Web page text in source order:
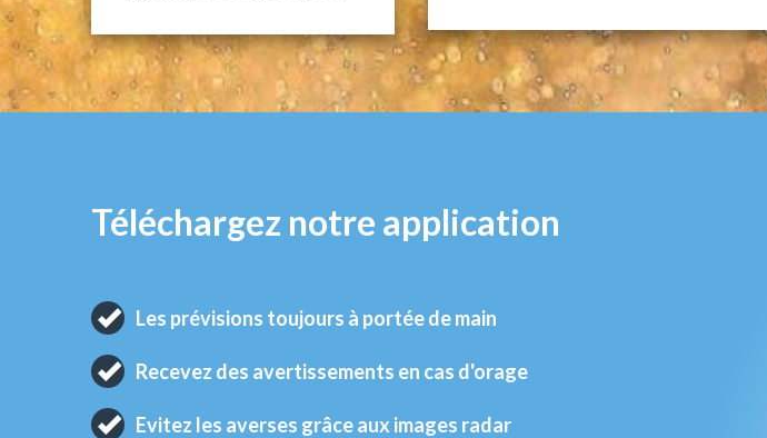
Téléchargez notre application
Les prévisions toujours à portée de main
Recevez des avertissements en cas d'orage
Evitez les averses grâce aux images radar